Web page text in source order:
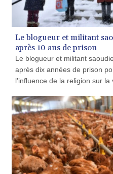
Le blogueur et militant
après 10 ans de prison
Le blogueur et militant
après dix années de prison
l'influence de la religion sur la
Saoudite, où il était détenu.